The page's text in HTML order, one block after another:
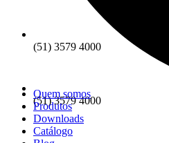
(51) 3579 4000
(51) 3579 4000
Quem somos
Produtos
Downloads
Catálogo